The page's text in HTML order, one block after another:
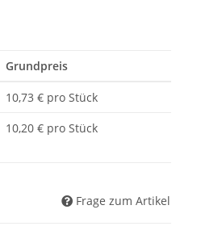
Grundpreis
10,73 € pro Stück
10,20 € pro Stück
Frage zum Artikel